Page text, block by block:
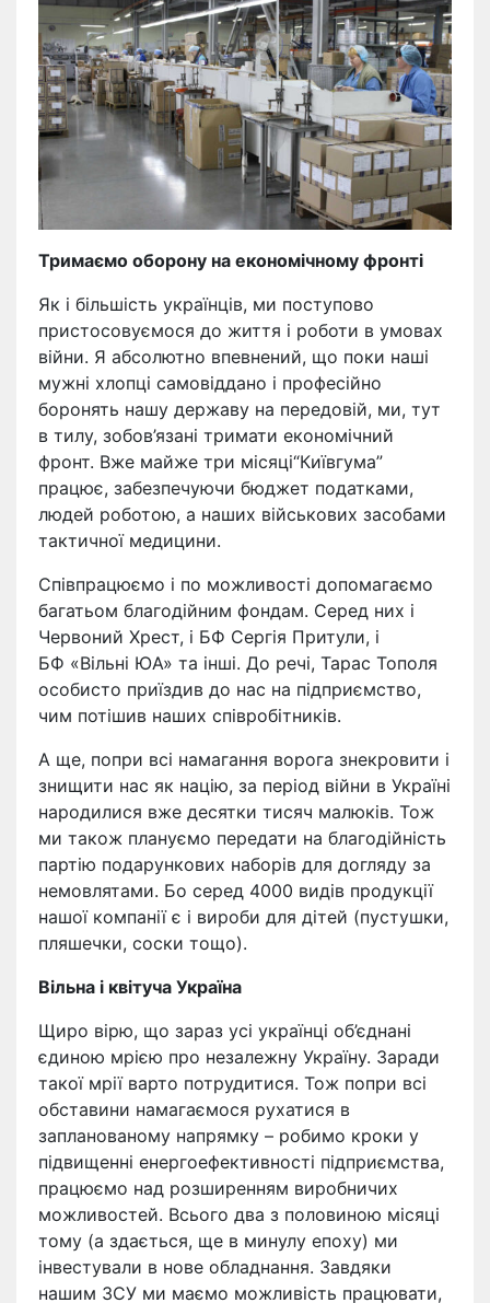
Тримаємо оборону на економічному фронті
Як і більшість українців, ми поступово
пристосовуємося до життя і роботи в умовах
війни. Я абсолютно впевнений, що поки наші
мужні хлопці самовіддано і професійно
боронять нашу державу на передовій, ми, тут
в тилу, зобов’язані тримати економічний
фронт. Вже майже три місяці“Київгума”
працює, забезпечуючи бюджет податками,
людей роботою, а наших військових засобами
тактичної медицини.
Співпрацюємо і по можливості допомагаємо
багатьом благодійним фондам. Серед них і
Червоний Хрест, і БФ Сергія Притули, і
БФ «Вільні ЮА» та інші. До речі, Тарас Тополя
особисто приїздив до нас на підприємство,
чим потішив наших співробітників.
А ще, попри всі намагання ворога знекровити і
знищити нас як націю, за період війни в Україні
народилися вже десятки тисяч малюків. Тож
ми також плануємо передати на благодійність
партію подарункових наборів для догляду за
немовлятами. Бо серед 4000 видів продукції
нашої компанії є і вироби для дітей (пустушки,
пляшечки, соски тощо).
Вільна і квітуча Україна
Щиро вірю, що зараз усі українці об’єднані
єдиною мрією про незалежну Україну. Заради
такої мрії варто потрудитися. Тож попри всі
обставини намагаємося рухатися в
запланованому напрямку – робимо кроки у
підвищенні енергоефективності підприємства,
працюємо над розширенням виробничих
можливостей. Всього два з половиною місяці
тому (а здається, ще в минулу епоху) ми
інвестували в нове обладнання. Завдяки
нашим ЗСУ ми маємо можливість працювати,